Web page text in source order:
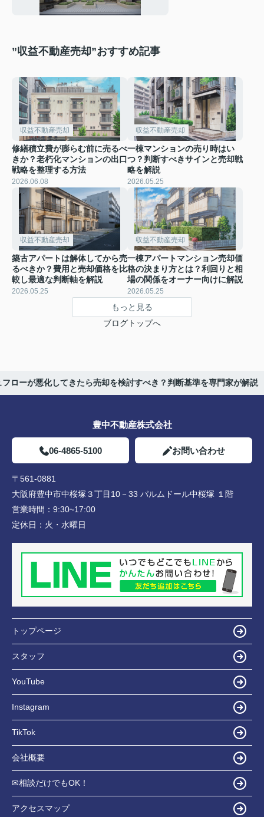
”収益不動産売却”おすすめ記事
収益不動産売却
修繕積立費が膨らむ前に売るべ
きか？老朽化マンションの出口
戦略を整理する方法
2026.06.08
収益不動産売却
一棟マンションの売り時はい
つ？判断すべきサインと売却戦
略を解説
2026.05.25
収益不動産売却
築古アパートは解体してから売
るべきか？費用と売却価格を比
較し最適な判断軸を解説
2026.05.25
収益不動産売却
一棟アパートマンション売却価
格の決まり方とは？利回りと相
場の関係をオーナー向けに解説
2026.05.25
もっと見る
ブログトップへ
フローが悪化してきたら売却を検討すべき？判断基準を専門家が解説
豊中不動産株式会社
06-4865-5100 お問い合わせ
〒561-0881
大阪府豊中市中桜塚３丁目10－33 パルムドール中桜塚 １階
営業時間： 9:30~17:00
定休日： 火・水曜日
トップページ
スタッフ
YouTube
Instagram
TikTok
会社概要
✉相談だけでもOK！
アクセスマップ